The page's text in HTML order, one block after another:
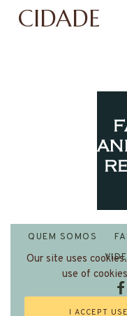
CIDADE
QUEM SOMOS
Our site uses
use of
I ACCEPT